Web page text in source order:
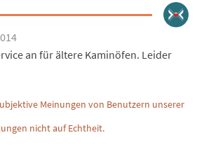
an für ältere Kaminöfen. Leider
Meinungen von Benutzern unserer
nicht auf Echtheit.